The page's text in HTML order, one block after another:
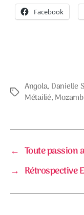
Facebook
Étiquettes
Angola, Danielle
Métailié,
← Toute passion
→ Rétrospective